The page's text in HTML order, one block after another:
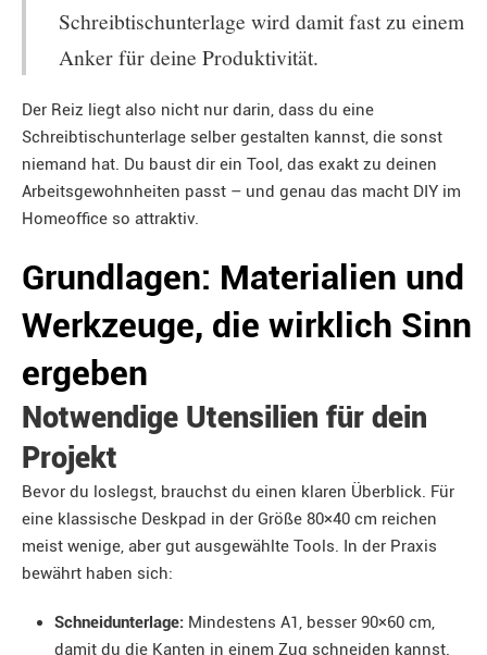
Schreibtischunterlage wird damit fast zu einem
Anker für deine Produktivität.
Der Reiz liegt also nicht nur darin, dass du eine
Schreibtischunterlage selber gestalten kannst, die sonst
niemand hat. Du baust dir ein Tool, das exakt zu deinen
Arbeitsgewohnheiten passt – und genau das macht DIY im
Homeoffice so attraktiv.
Grundlagen: Materialien und
Werkzeuge, die wirklich Sinn
ergeben
Notwendige Utensilien für dein
Projekt
Bevor du loslegst, brauchst du einen klaren Überblick. Für
eine klassische Deskpad in der Größe 80×40 cm reichen
meist wenige, aber gut ausgewählte Tools. In der Praxis
bewährt haben sich:
Schneidunterlage: Mindestens A1, besser 90×60 cm,
damit du die Kanten in einem Zug schneiden kannst.